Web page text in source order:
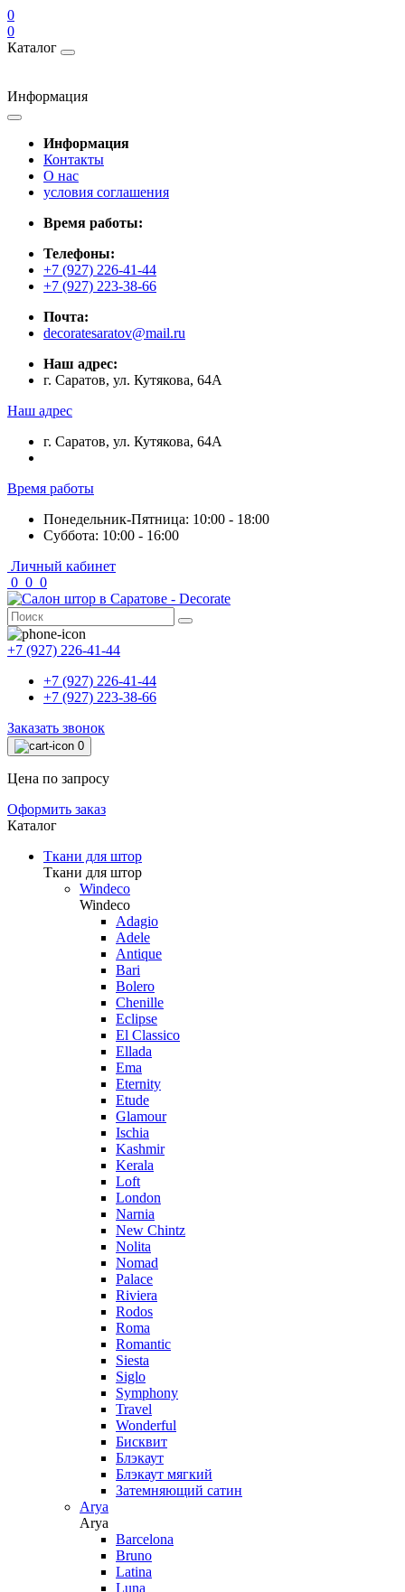
0
0
Каталог
Информация
Информация
Контакты
О нас
условия соглашения
Время работы:
Телефоны:
+7 (927) 226-41-44
+7 (927) 223-38-66
Почта:
decoratesaratov@mail.ru
Наш адрес:
г. Саратов, ул. Кутякова, 64А
Наш адрес
г. Саратов, ул. Кутякова, 64А
Время работы
Понедельник-Пятница: 10:00 - 18:00
Суббота: 10:00 - 16:00
Личный кабинет
0 0 0
+7 (927) 226-41-44
+7 (927) 226-41-44
+7 (927) 223-38-66
Заказать звонок
0
Цена по запросу
Оформить заказ
Каталог
Ткани для штор
Ткани для штор
Windeco
Windeco
Adagio
Adele
Antique
Bari
Bolero
Chenille
Eclipse
El Classico
Ellada
Ema
Eternity
Etude
Glamour
Ischia
Kashmir
Kerala
Loft
London
Narnia
New Chintz
Nolita
Nomad
Palace
Riviera
Rodos
Roma
Romantic
Siesta
Siglo
Symphony
Travel
Wonderful
Бисквит
Блэкаут
Блэкаут мягкий
Затемняющий сатин
Arya
Arya
Barcelona
Bruno
Latina
Luna